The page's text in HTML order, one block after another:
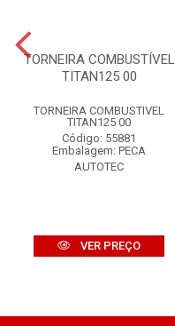
TORNEIRA COMBUSTÍVEL
TITAN125 00
TORNEIRA COMBUSTIVEL
TITAN125 00
Código: 55881
Embalagem: PECA
AUTOTEC
VER PREÇO